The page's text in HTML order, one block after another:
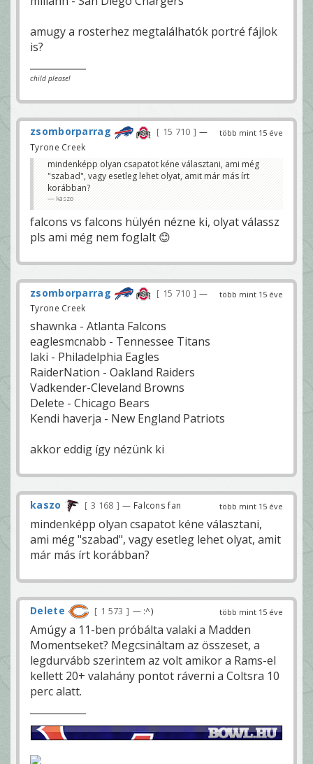
amugy a rosterhez megtalálhatók portré fájlok
is?
child please!
több mint 15 éve
zsomborparrag 15 710
—
Tyrone Creek
mindenképp olyan csapatot kéne választani, ami még
"szabad", vagy esetleg lehet olyat, amit már más írt
korábban?
kaszo
falcons vs falcons hülyén nézne ki, olyat válassz
pls ami még nem foglalt 😊
több mint 15 éve
zsomborparrag 15 710
—
Tyrone Creek
shawnka - Atlanta Falcons
eaglesmcnabb - Tennessee Titans
laki - Philadelphia Eagles
RaiderNation - Oakland Raiders
Vadkender-Cleveland Browns
Delete - Chicago Bears
Kendi haverja - New England Patriots
akkor eddig így nézünk ki
több mint 15 éve
kaszo 3 168 — Falcons fan
mindenképp olyan csapatot kéne választani,
ami még "szabad", vagy esetleg lehet olyat, amit
már más írt korábban?
több mint 15 éve
Delete 1 573 — :^)
Amúgy a 11-ben próbálta valaki a Madden
Momentseket? Megcsináltam az összeset, a
legdurvább szerintem az volt amikor a Rams-el
kellett 20+ valahány pontot ráverni a Coltsra 10
perc alatt.